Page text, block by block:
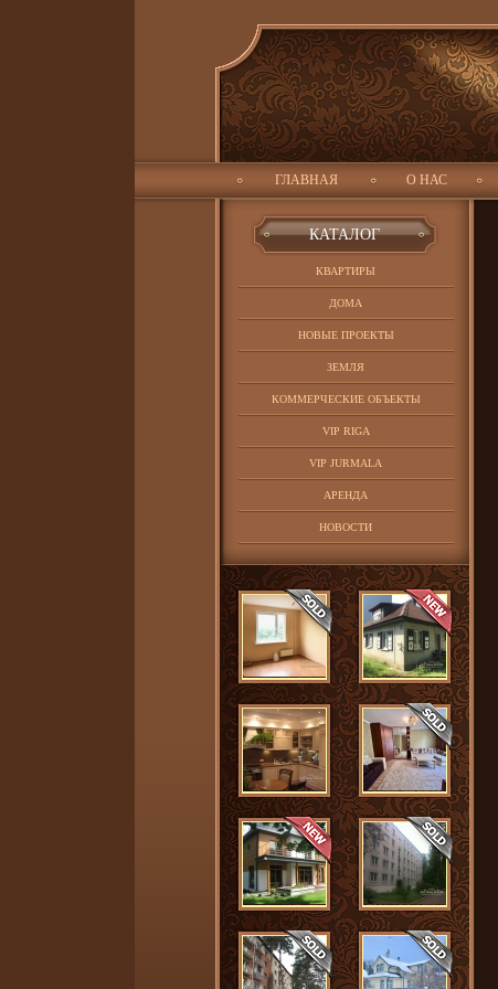
CATALOG
ГЛАВНАЯ О НАС
ID: Искать: Тип обьекта:
КАТАЛОГ
КВАРТИРЫ
ДОМА
НОВЫЕ ПРОЕКТЫ
ЗЕМЛЯ
КОММЕРЧЕСКИЕ ОБЪЕКТЫ
VIP RIGA
VIP JURMALA
АРЕНДА
НОВОСТИ